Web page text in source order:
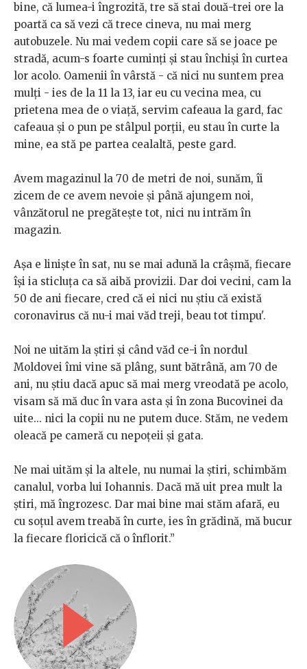
bine, că lumea-i îngrozită, tre să stai două-trei ore la
poartă ca să vezi că trece cineva, nu mai merg
autobuzele. Nu mai vedem copii care să se joace pe
stradă, acum-s foarte cuminți și stau închiși în curtea
lor acolo. Oamenii în vârstă - că nici nu suntem prea
mulți - ies de la 11 la 13, iar eu cu vecina mea, cu
prietena mea de o viață, servim cafeaua la gard, fac
cafeaua și o pun pe stâlpul porții, eu stau în curte la
mine, ea stă pe partea cealaltă, peste gard.
Avem magazinul la 70 de metri de noi, sunăm, îi
zicem de ce avem nevoie și până ajungem noi,
vânzătorul ne pregătește tot, nici nu intrăm în
magazin.
Așa e liniște în sat, nu se mai adună la crâșmă, fiecare
își ia sticluța ca să aibă provizii. Dar doi vecini, cam la
50 de ani fiecare, cred că ei nici nu știu că există
coronavirus că nu-i mai văd treji, beau tot timpu'.
Noi ne uităm la știri și când văd ce-i în nordul
Moldovei îmi vine să plâng, sunt bătrână, am 70 de
ani, nu știu dacă apuc să mai merg vreodată pe acolo,
visam să mă duc în vara asta și în zona Bucovinei da
uite... nici la copii nu ne putem duce. Stăm, ne vedem
oleacă pe cameră cu nepoțeii și gata.
Ne mai uităm și la altele, nu numai la știri, schimbăm
canalul, vorba lui Iohannis. Dacă mă uit prea mult la
știri, mă îngrozesc. Dar mai bine mai stăm afară, eu
cu soțul avem treabă în curte, ies în grădină, mă bucur
la fiecare floricică că o înflorit.”